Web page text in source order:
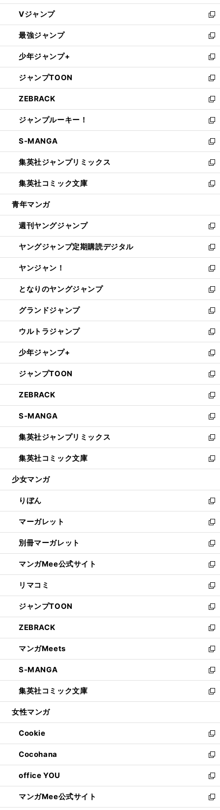
ウ
ィ
ン
ド
ウ
で
開
く
し
い
ウ
ィ
ン
ド
ウ
で
開
く
Vジャンプ
新
し
い
ウ
ィ
ン
ド
ウ
で
開
く
最強ジャンプ
新
し
い
ウ
ィ
ン
ド
ウ
で
開
く
少年ジャンプ+
新
し
い
ウ
ィ
ン
ド
ウ
で
開
く
ジャンプTOON
新
し
い
ウ
ィ
ン
ド
ウ
で
開
く
ZEBRACK
新
し
い
ウ
ィ
ン
ド
ウ
で
開
ジャンプルーキー！
新
し
い
ウ
ィ
ン
ド
ウ
開
く
S-MANGA
新
し
い
ウ
ィ
ン
ウ
で
開
く
集英社ジャンプリミックス
新
し
い
ウ
ン
ド
ウ
で
開
く
集英社コミック文庫
新
し
ウ
ィ
ン
ド
ウ
で
開
く
青年マンガ
週刊ヤングジャンプ
新
し
い
ウ
ィ
ン
ド
ウ
で
開
く
ヤングジャンプ定期購読デジタル
新
し
い
ウ
ィ
ン
ド
ウ
で
開
く
ヤンジャン！
新
し
い
ウ
ィ
ン
ド
ウ
で
開
く
となりのヤングジャンプ
新
し
い
ウ
ィ
ン
ド
ウ
で
開
く
グランドジャンプ
新
し
い
ウ
ィ
ン
ド
ウ
で
開
く
ウルトラジャンプ
新
し
い
ウ
ィ
ン
ド
ウ
で
開
く
少年ジャンプ+
新
し
い
ウ
ィ
ン
ド
ウ
で
開
く
ジャンプTOON
新
し
い
ウ
ィ
ン
ド
ウ
で
開
ZEBRACK
新
し
い
ウ
ィ
ン
ド
ウ
開
く
S-MANGA
新
し
い
ウ
ィ
ン
ウ
で
開
く
集英社ジャンプリミックス
新
し
い
ウ
ン
ド
ウ
で
開
く
集英社コミック文庫
新
し
ウ
ィ
ン
ド
ウ
で
開
く
少女マンガ
りぼん
新
し
い
ウ
ィ
ン
ド
ウ
で
開
く
マーガレット
新
し
い
ウ
ィ
ン
ド
ウ
で
開
く
別冊マーガレット
新
し
い
ウ
ィ
ン
ド
ウ
で
開
く
マンガMee公式サイト
新
し
い
ウ
ィ
ン
ド
ウ
で
開
く
リマコミ
新
し
い
ウ
ィ
ン
ド
ウ
で
開
く
ジャンプTOON
新
し
い
ウ
ィ
ン
ド
ウ
で
開
ZEBRACK
新
し
い
ウ
ィ
ン
ド
ウ
開
く
マンガMeets
新
し
い
ウ
ィ
ン
ウ
で
開
く
S-MANGA
新
し
い
ウ
ン
ド
ウ
で
開
く
集英社コミック文庫
新
し
ウ
ィ
ン
ド
ウ
で
開
く
女性マンガ
Cookie
新
し
い
ウ
ィ
ン
ド
ウ
Cocohana
新
し
い
ウ
ィ
ン
office YOU
新
し
い
マンガMee公式サイト
新